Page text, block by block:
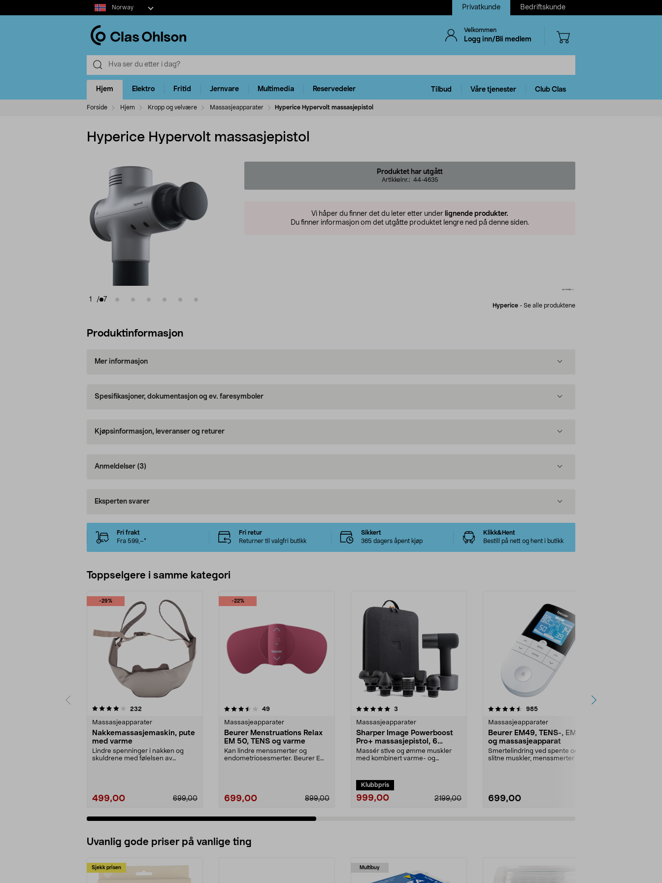
Select
market
Norway Privatkunde Bedriftskunde
Velkommen
Logg inn/Bli medlem
Hjem Elektro Fritid Jernvare Multimedia Reservedeler Tilbud Våre tjenester Club Clas
Forside Hjem Kropp og velvære Massasjeapparater Hyperice Hypervolt massasjepistol
Hyperice Hypervolt massasjepistol
1 / 7
Produktet har utgått
Artikkelnr.: 44-4635
Vi håper du finner det du leter etter under lignende produkter.
Du finner informasjon om det utgåtte produktet lengre ned på denne siden.
Hyperice - Se alle produktene
Produktinformasjon
Mer informasjon
Spesifikasjoner, dokumentasjon og ev. faresymboler
Kjøpsinformasjon, leveranser og returer
Anmeldelser (3)
Eksperten svarer
Fri frakt
Fra 599,–*
Fri retur
Returner til valgfri butikk
Sikkert
365 dagers åpent kjøp
Klikk&Hent
Bestill på nett og hent i butikk
Toppselgere i samme kategori
-29%
232
Massasjeapparater
Nakkemassasjemaskin, pute
med varme
Lindre spenninger i nakken og
skuldrene med følelsen av
499,00 699,00
-22%
3.5 av 5 stjerner 49anmeldelser
Massasjeapparater
Beurer Menstruations Relax
EM 50, TENS og varme
Kan lindre menssmerter og
endometriosesmerter. Beurer EM
699,00 899,00
5.0 av 5 stjerner 3
Massasjeapparater
Sharper Image Powerboost
Pro+ massasjepistol, 6
munnstykker
Massér stive og ømme muskler
med kombinert varme- og
Klubbpris
999,00 2199,00
4.5 av 5 stjerner 985anmeldelser
Massasjeapparater
Beurer EM49, TENS-, EMS-
og massasjeapparat
Smertelindring ved spente og
slitne muskler, menssmerter og
699,00
4.5 av 5 stjerner
Uvanlig gode priser på vanlige ting
Sjekk prisen Multibuy